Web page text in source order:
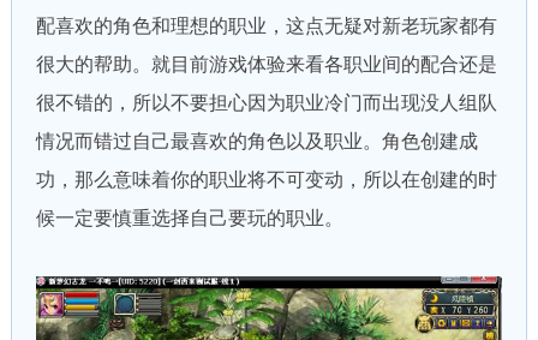
配喜欢的角色和理想的职业，这点无疑对新老玩家都有
很大的帮助。就目前游戏体验来看各职业间的配合还是
很不错的，所以不要担心因为职业冷门而出现没人组队
情况而错过自己最喜欢的角色以及职业。角色创建成
功，那么意味着你的职业将不可变动，所以在创建的时
候一定要慎重选择自己要玩的职业。